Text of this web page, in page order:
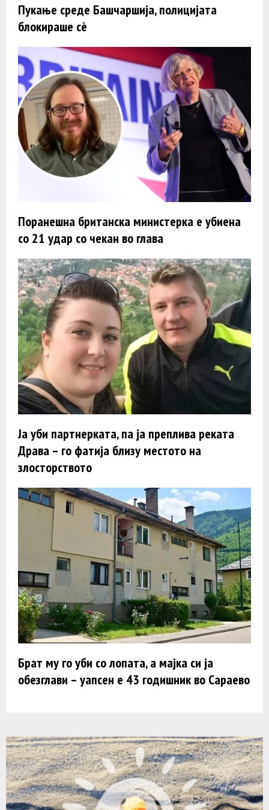
Пукање среде Башчаршија, полицијата
блокираше сè
Поранешна британска министерка е убиена
со 21 удар со чекан во глава
Ја уби партнерката, па ја преплива реката
Драва – го фатија близу местото на
злосторството
Брат му го уби со лопата, а мајка си ја
обезглави – уапсен е 43 годишник во Сараево